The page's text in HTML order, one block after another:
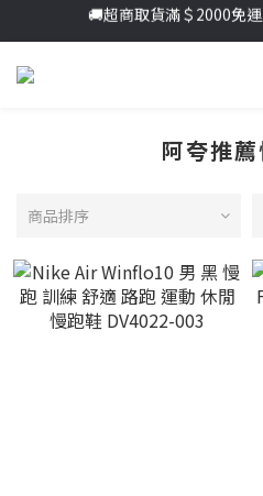
加入新會員送首購金
🚚超商取貨滿＄2000免
加入新會員送首購金
阿夸推
商品排序